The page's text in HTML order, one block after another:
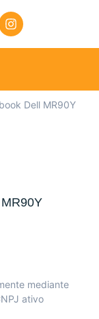
Dell MR90Y
mediante
ativo